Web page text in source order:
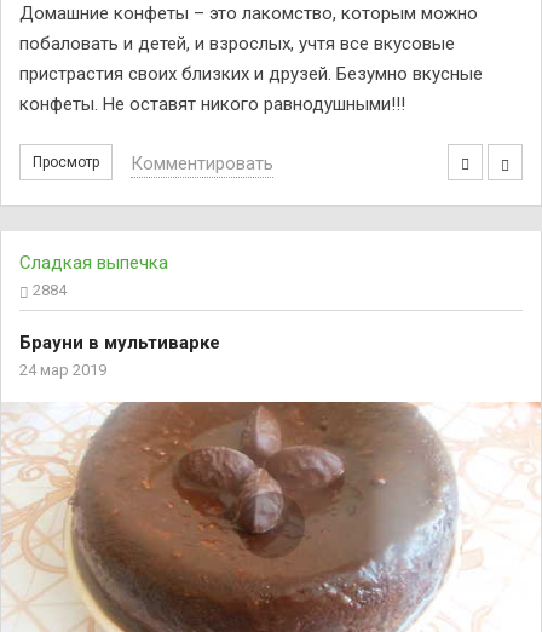
Домашние конфеты – это лакомство, которым можно
побаловать и детей, и взрослых, учтя все вкусовые
пристрастия своих близких и друзей. Безумно вкусные
конфеты. Не оставят никого равнодушными!!!
Просмотр Комментировать
Сладкая выпечка
2884
Брауни в мультиварке
24 мар 2019